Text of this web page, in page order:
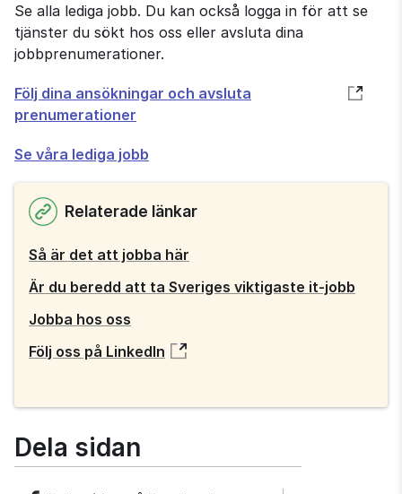
Se alla lediga jobb. Du kan också logga in för att se
tjänster du sökt hos oss eller avsluta dina
jobbprenumerationer.
Följ dina ansökningar och avsluta
prenumerationer
Öppnas
i
fönster
Se våra lediga jobb
Relaterade länkar
Så är det att jobba här
Är du beredd att ta Sveriges viktigaste it-jobb
Jobba hos oss
Följ oss på LinkedIn
Dela sidan